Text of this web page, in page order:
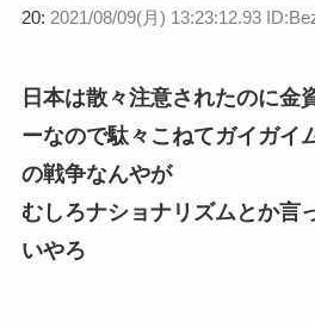
20: 2021/08/09(月) 13:23:12.93
日本は散々注意されたのに金
ーなので駄々こねてガイガイ
の戦争なんやが
むしろナショナリズムとか言
いやろ